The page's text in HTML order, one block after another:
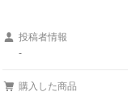
投稿者情報
-
購入した商品